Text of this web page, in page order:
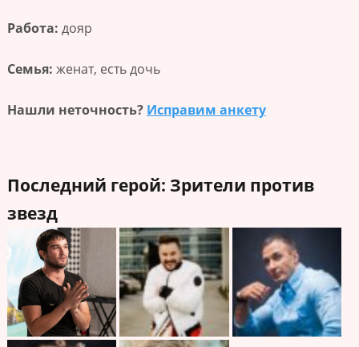
Работа: дояр
Семья: женат, есть дочь
Нашли неточность? Исправим анкету
Последний герой: Зрители против
звезд